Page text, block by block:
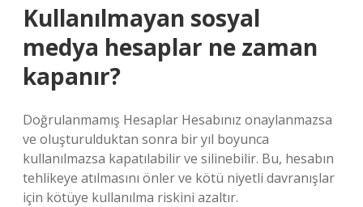
Kullanılmayan sosyal
medya hesaplar ne zaman
kapanır?
Doğrulanmamış Hesaplar Hesabınız onaylanmazsa
ve oluşturulduktan sonra bir yıl boyunca
kullanılmazsa kapatılabilir ve silinebilir. Bu, hesabın
tehlikeye atılmasını önler ve kötü niyetli davranışlar
için kötüye kullanılma riskini azaltır.